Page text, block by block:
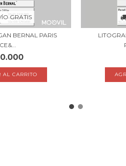
GRATIS
BERNAL PARIS
AL CARRITO